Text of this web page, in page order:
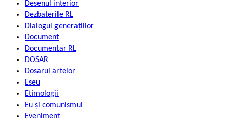
Desenul interior
Dezbaterile RL
Dialogul generațiilor
Document
Documentar RL
DOSAR
Dosarul artelor
Eseu
Etimologii
Eu și comunismul
Eveniment